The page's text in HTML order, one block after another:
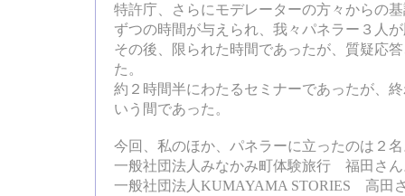
特許庁、さらにモデレーターの方々からの
ずつの時間が与えられ、我々パネラー３人
その後、限られた時間であったが、質疑応
た。
約２時間半にわたるセミナーであったが、
いう間であった。
今回、私のほか、パネラーに立ったのは２
一般社団法人みなかみ町体験旅行 福田さん
一般社団法人KUMAYAMA STORIES 高田